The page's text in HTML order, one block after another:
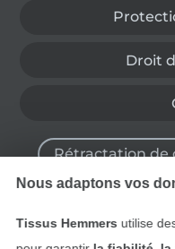
Droit
Rétractation de
Nous adaptons vos
Tissus Hemmers utilise